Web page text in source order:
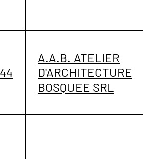
A.A.B. ATELIER
D'ARCHITECTURE
BOSQUEE SRL